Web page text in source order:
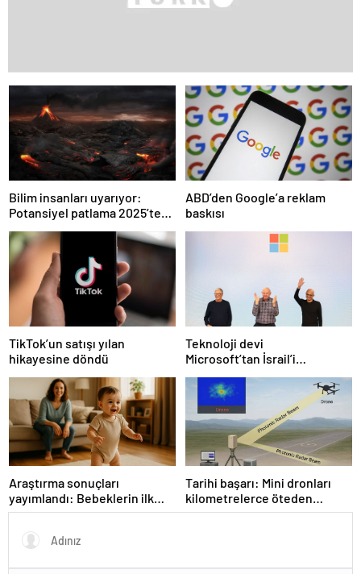
Bilim insanları uyarıyor:
Potansiyel patlama 2025’te
bekleniyor!
ABD’den Google’a reklam
baskısı
TikTok’un satışı yılan
hikayesine döndü
Teknoloji devi
Microsoft’tan İsrail’i
Araştırma sonuçları
yayımlandı: Bebeklerin ilk
adımında genetik ve çevre
Tarihi başarı: Mini dronları
kilometrelerce öteden
saptadı